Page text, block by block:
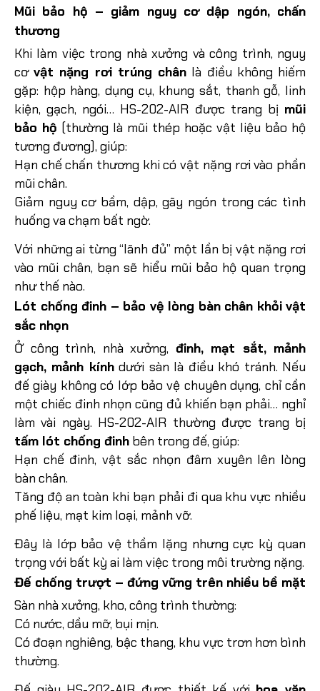
Mũi bảo hộ – giảm nguy cơ dập ngón, chấn
thương
Khi làm việc trong nhà xưởng và công trình, nguy
cơvật nặng rơi trúng chân là điều không hiếm
gặp: hộp hàng, dụng cụ, khung sắt, thanh gỗ, linh
kiện, gạch, ngói… HS-202-AIR được trang bị mũi
bảo hộ (thường là mũi thép hoặc vật liệu bảo hộ
tương đương), giúp:
Hạn chế chấn thương khi có vật nặng rơi vào phần
mũi chân.
Giảm nguy cơ bầm, dập, gãy ngón trong các tình
huống va chạm bất ngờ.
Với những ai từng “lãnh đủ” một lần bị vật nặng rơi
vào mũi chân, bạn sẽ hiểu mũi bảo hộ quan trọng
như thế nào.
Lót chống đinh – bảo vệ lòng bàn chân khỏi vật
sắc nhọn
Ở công trình, nhà xưởng, đinh, mạt sắt, mảnh
gạch, mảnh kínhdưới sàn là điều khó tránh. Nếu
đế giày không có lớp bảo vệ chuyên dụng, chỉ cần
một chiếc đinh nhọn cũng đủ khiến bạn phải… nghỉ
làm vài ngày. HS-202-AIR thường được trang bị
tấm lót chống đinh bên trong đế, giúp:
Hạn chế đinh, vật sắc nhọn đâm xuyên lên lòng
bàn chân.
Tăng độ an toàn khi bạn phải đi qua khu vực nhiều
phế liệu, mạt kim loại, mảnh vỡ.
Đây là lớp bảo vệ thầm lặng nhưng cực kỳ quan
trọng với bất kỳ ai làm việc trong môi trường nặng.
Đế chống trượt – đứng vững trên nhiều bề mặt
Sàn nhà xưởng, kho, công trình thường:
Có nước, dầu mỡ, bụi mịn.
Có đoạn nghiêng, bậc thang, khu vực trơn hơn bình
thường.